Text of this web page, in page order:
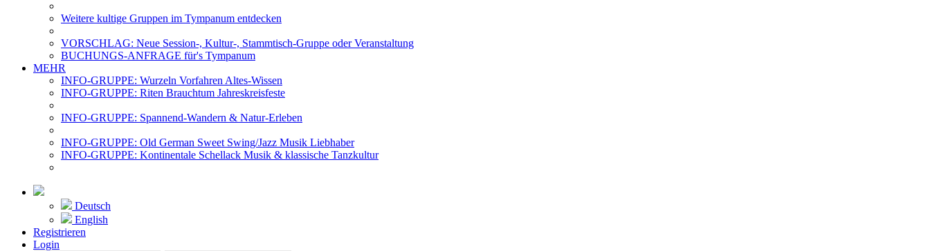
Weitere kultige Gruppen im Tympanum entdecken
VORSCHLAG: Neue Session-, Kultur-, Stammtisch-Gruppe oder Veranstaltung
BUCHUNGS-ANFRAGE für's Tympanum
MEHR
INFO-GRUPPE: Wurzeln Vorfahren Altes-Wissen
INFO-GRUPPE: Riten Brauchtum Jahreskreisfeste
INFO-GRUPPE: Spannend-Wandern & Natur-Erleben
INFO-GRUPPE: Old German Sweet Swing/Jazz Musik Liebhaber
INFO-GRUPPE: Kontinentale Schellack Musik & klassische Tanzkultur
Deutsch
English
Registrieren
Login